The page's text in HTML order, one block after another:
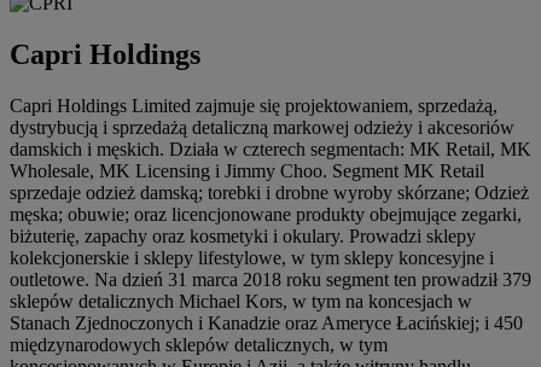
Capri Holdings
Capri Holdings Limited zajmuje się projektowaniem, sprzedażą,
dystrybucją i sprzedażą detaliczną markowej odzieży i akcesoriów
damskich i męskich. Działa w czterech segmentach: MK Retail, MK
Wholesale, MK Licensing i Jimmy Choo. Segment MK Retail
sprzedaje odzież damską; torebki i drobne wyroby skórzane; Odzież
męska; obuwie; oraz licencjonowane produkty obejmujące zegarki,
biżuterię, zapachy oraz kosmetyki i okulary. Prowadzi sklepy
kolekcjonerskie i sklepy lifestylowe, w tym sklepy koncesyjne i
outletowe. Na dzień 31 marca 2018 roku segment ten prowadził 379
sklepów detalicznych Michael Kors, w tym na koncesjach w
Stanach Zjednoczonych i Kanadzie oraz Ameryce Łacińskiej; i 450
międzynarodowych sklepów detalicznych, w tym